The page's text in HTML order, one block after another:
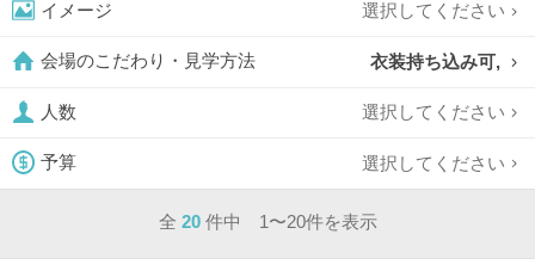
イメージ 選択してください
会場のこだわり・見学方法 衣装持ち込み可,
人数 選択してください
予算 選択してください
全 20 件中 1〜20件を表示